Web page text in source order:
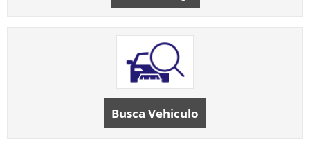
Busca Vehiculo